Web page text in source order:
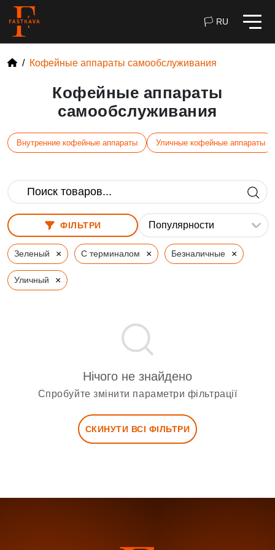
🏳 RU
Кофейные аппараты самообслуживания
Кофейные аппараты
самообслуживания
Внутренние кофейные аппараты Уличные кофейные аппараты
ФІЛЬТРИ
Зеленый × С терминалом × Безналичные ×
Уличный ×
Нічого не знайдено
Спробуйте змінити параметри фільтрації
СКИНУТИ ВСІ ФІЛЬТРИ